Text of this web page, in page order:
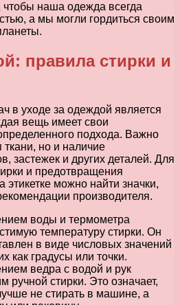
наша одежда всегда
а мы могли гордиться своим
правила стирки и
в уходе за одеждой является
вещь имеет свои
подхода. Важно
ткани, но и наличие
застежек и других деталей. Для
и предотвращения
можно найти значки,
производителя.
воды и термометра
температуру стирки. Он
в виде числовых значений
как градусы или точки.
ведра с водой и рук
ручной стирки. Это означает,
не стирать в машине, а